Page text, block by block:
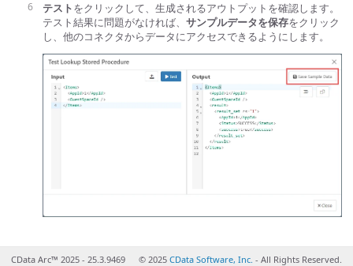
テストをクリックして、生成されるアウトプットを確認します。
テスト結果に問題がなければ、 サンプルデータを保存をクリック
し、他のコネクタからデータにアクセスできるようにします。
CData Arc™ 2025 - 25.3.9469 © 2025 CData Software, Inc. - All Rights Reserved.